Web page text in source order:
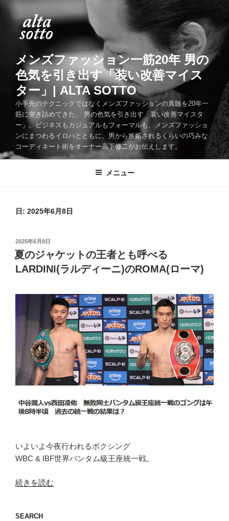
メンズファッション一筋20年 男の
色気を引き出す「装い改善マイス
ター」| ALTA SOTTO
小手先のテクニックではなくメンズファッションの真髄を20年一
筋に突き詰めてきた、 男の色気を引き出す「装い改善マイスタ
ー」。ビジネスもカジュアルもフォーマルも、メンズファッショ
ンにまつわるイロハとともに、男から嫉妬されるくらいの巧みな
コーディネート術をオーナー高下修二がお伝えします。
メニュー
日: 2025年6月8日
投
稿
日:
2025年6月8日
夏のジャケットの王者とも呼べる
LARDINI(ラルディーニ)のROMA(ローマ)
いよいよ今夜行われるボクシング
WBC & IBF世界バンタム級王座統一戦。
“夏
ャ
続きを読む
SEARCH